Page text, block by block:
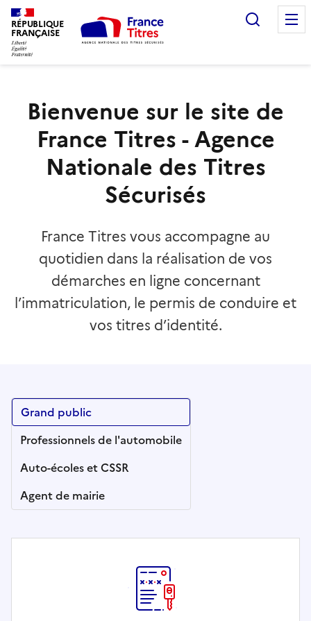
RÉPUBLIQUE
FRANÇAISE
Bienvenue sur le site de
France Titres - Agence
Nationale des Titres
Sécurisés
France Titres vous accompagne au
quotidien dans la réalisation de vos
démarches en ligne concernant
l’immatriculation, le permis de conduire et
vos titres d’identité.
Grand public
Professionnels de l'automobile
Auto-écoles et CSSR
Agent de mairie